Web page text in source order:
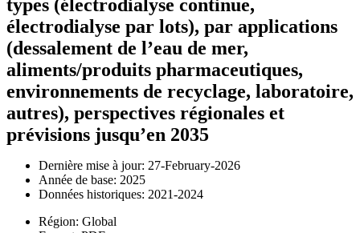
types (électrodialyse continue,
électrodialyse par lots), par applications
(dessalement de l’eau de mer,
aliments/produits pharmaceutiques,
environnements de recyclage, laboratoire,
autres), perspectives régionales et
prévisions jusqu’en 2035
Dernière mise à jour: 27-February-2026
Année de base: 2025
Données historiques: 2021-2024
Région: Global